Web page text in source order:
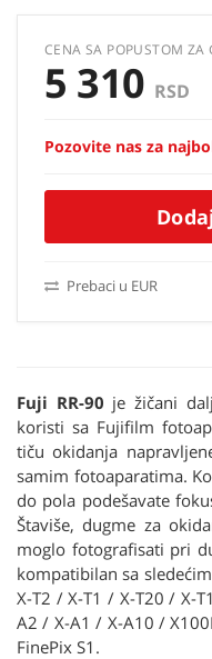
CENA SA POPUSTOM ZA
5 310 RSD
Pozovite nas za
Prebaci u EUR
Fuji RR-90 je žičani
koristi sa Fujifilm
tiču okidanja
samim fotoaparatima.
do pola podešavate
Štaviše, dugme za
moglo fotografisati pri
kompatibilan sa
X-T2 / X-T1 / X-T20 / X-
A2 / X-A1 / X-A10 /
FinePix S1.